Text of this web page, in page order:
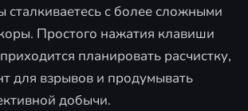
сталкиваетесь с более сложными
Простого нажатия клавиши
планировать расчистку,
для взрывов и продумывать
добычи.